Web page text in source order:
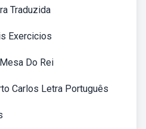
Traduzida
Exercicios
Do Rei
Carlos Letra Português